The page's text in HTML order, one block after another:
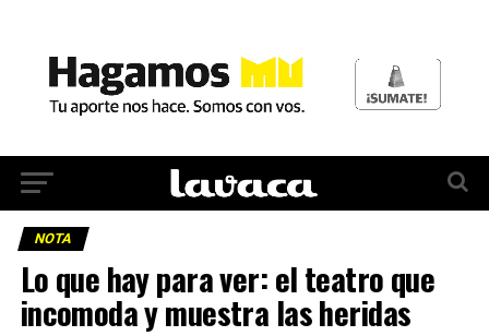
NOTA
Lo que hay para ver: el teatro que
incomoda y muestra las heridas